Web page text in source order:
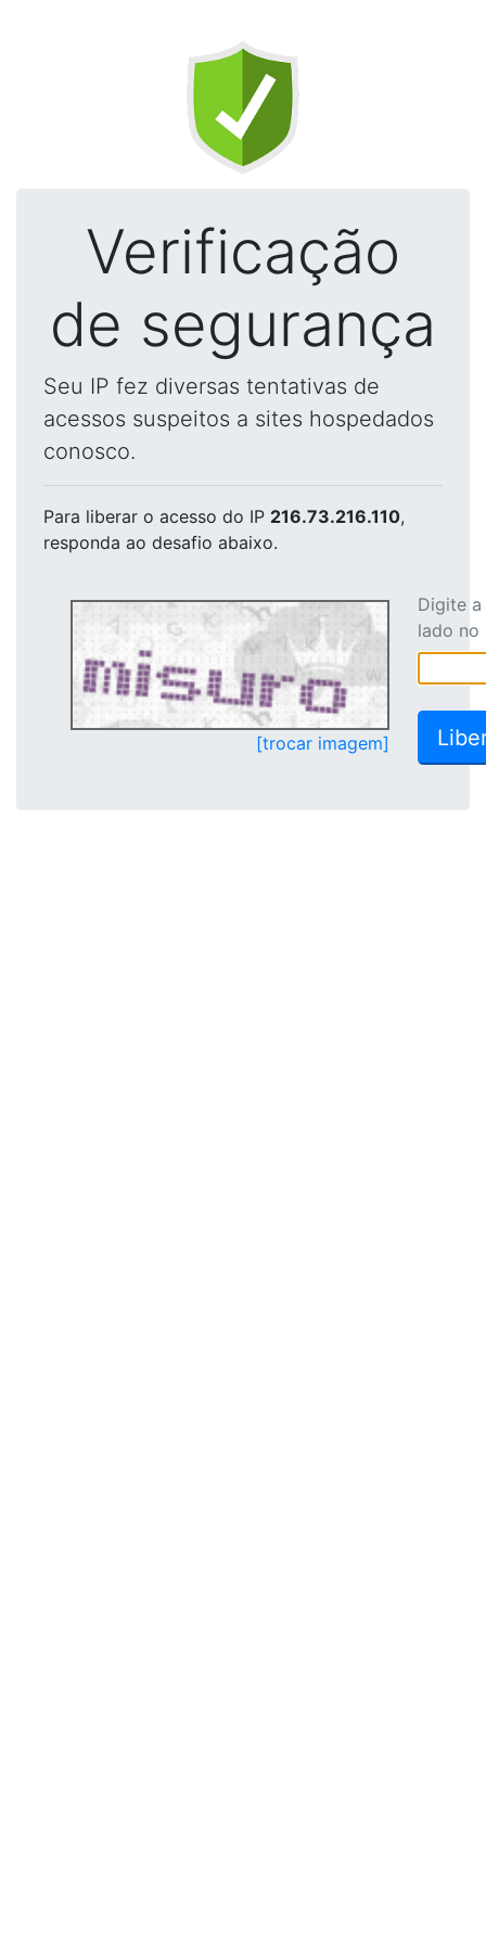
Verificação
de segurança
Seu IP fez diversas tentativas de
acessos suspeitos a sites hospedados
conosco.
Para liberar o acesso do IP 216.73.216.110,
responda ao desafio abaixo.
[trocar imagem]
Digite
lado no